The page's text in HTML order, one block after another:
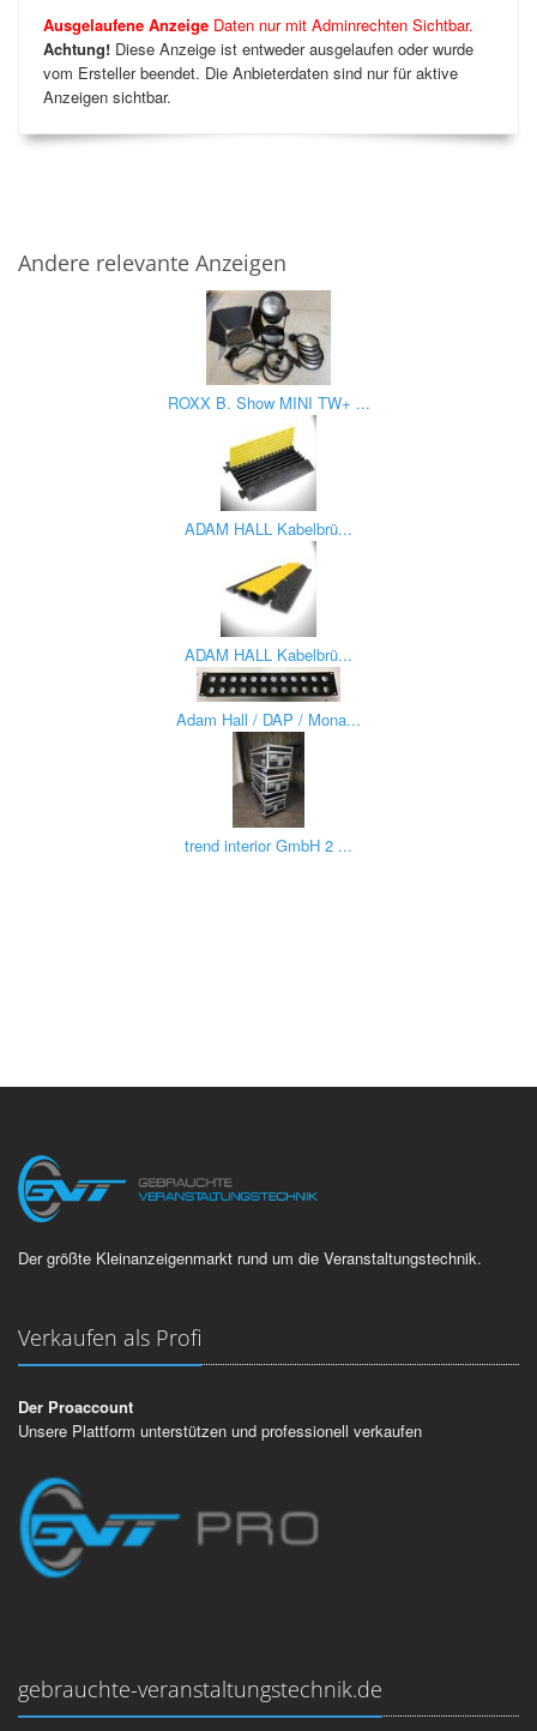
Ausgelaufene Anzeige Daten nur mit Adminrechten Sichtbar.
Achtung! Diese Anzeige ist entweder ausgelaufen oder wurde
vom Ersteller beendet. Die Anbieterdaten sind nur für aktive
Anzeigen sichtbar.
Andere relevante Anzeigen
ROXX B. Show MINI TW+ ...
ADAM HALL Kabelbrü...
ADAM HALL Kabelbrü...
Adam Hall / DAP / Mona...
trend interior GmbH 2 ...
Der größte Kleinanzeigenmarkt rund um die Veranstaltungstechnik.
Verkaufen als Profi
Der Proaccount
Unsere Plattform unterstützen und professionell verkaufen
gebrauchte-veranstaltungstechnik.de